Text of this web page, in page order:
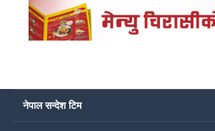
नेपाल सन्देश टिम